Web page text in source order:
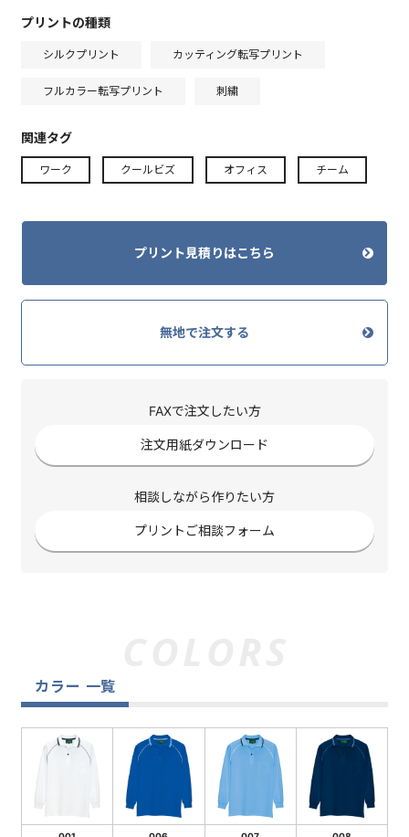
プリントの種類
シルクプリント カッティング転写プリント
フルカラー転写プリント 刺繍
関連タグ
ワーク クールビズ オフィス チーム
プリント見積りはこちら
無地で注文する
FAXで注文したい方
注文用紙ダウンロード
相談しながら作りたい方
プリントご相談フォーム
カラー 一覧